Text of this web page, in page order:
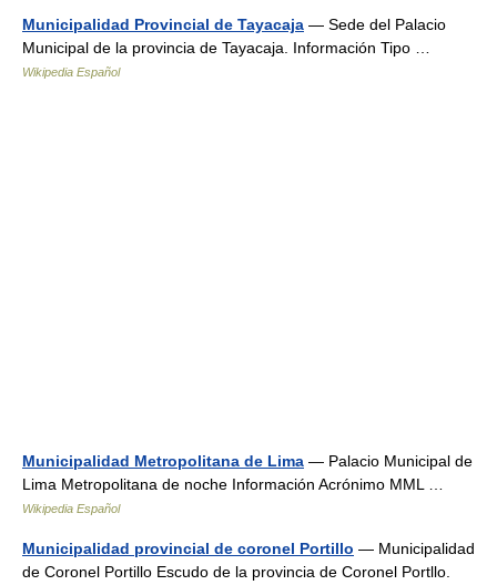
Municipalidad Provincial de Tayacaja — Sede del Palacio
Municipal de la provincia de Tayacaja. Información Tipo …
Wikipedia Español
Municipalidad Metropolitana de Lima — Palacio Municipal de
Lima Metropolitana de noche Información Acrónimo MML …
Wikipedia Español
Municipalidad provincial de coronel Portillo — Municipalidad
de Coronel Portillo Escudo de la provincia de Coronel Portllo.